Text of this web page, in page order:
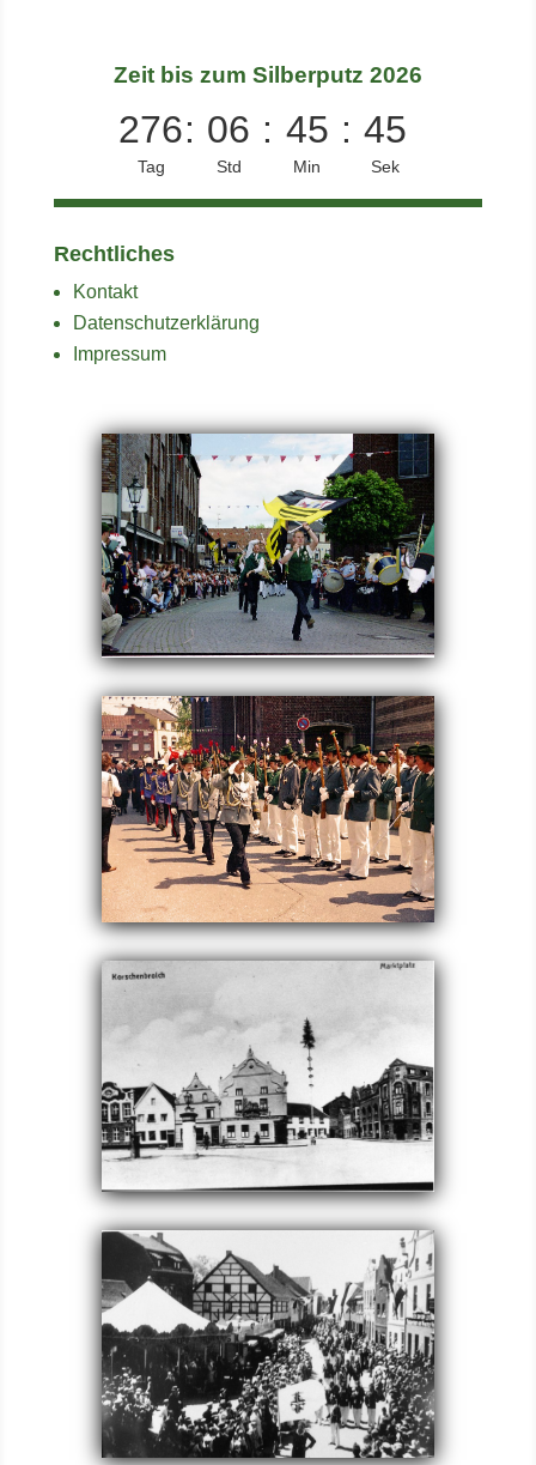
Zeit bis zum Silberputz 2026
276
Tag
: 06
Std
: 45
Min
: 44
Sek
Rechtliches
Kontakt
Datenschutzerklärung
Impressum